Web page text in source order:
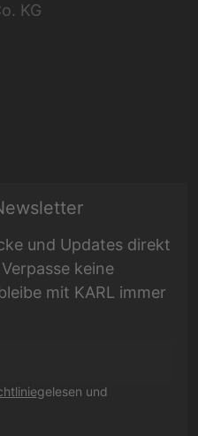
KG
und Updates direkt
keine
mit KARL immer
gelesen und